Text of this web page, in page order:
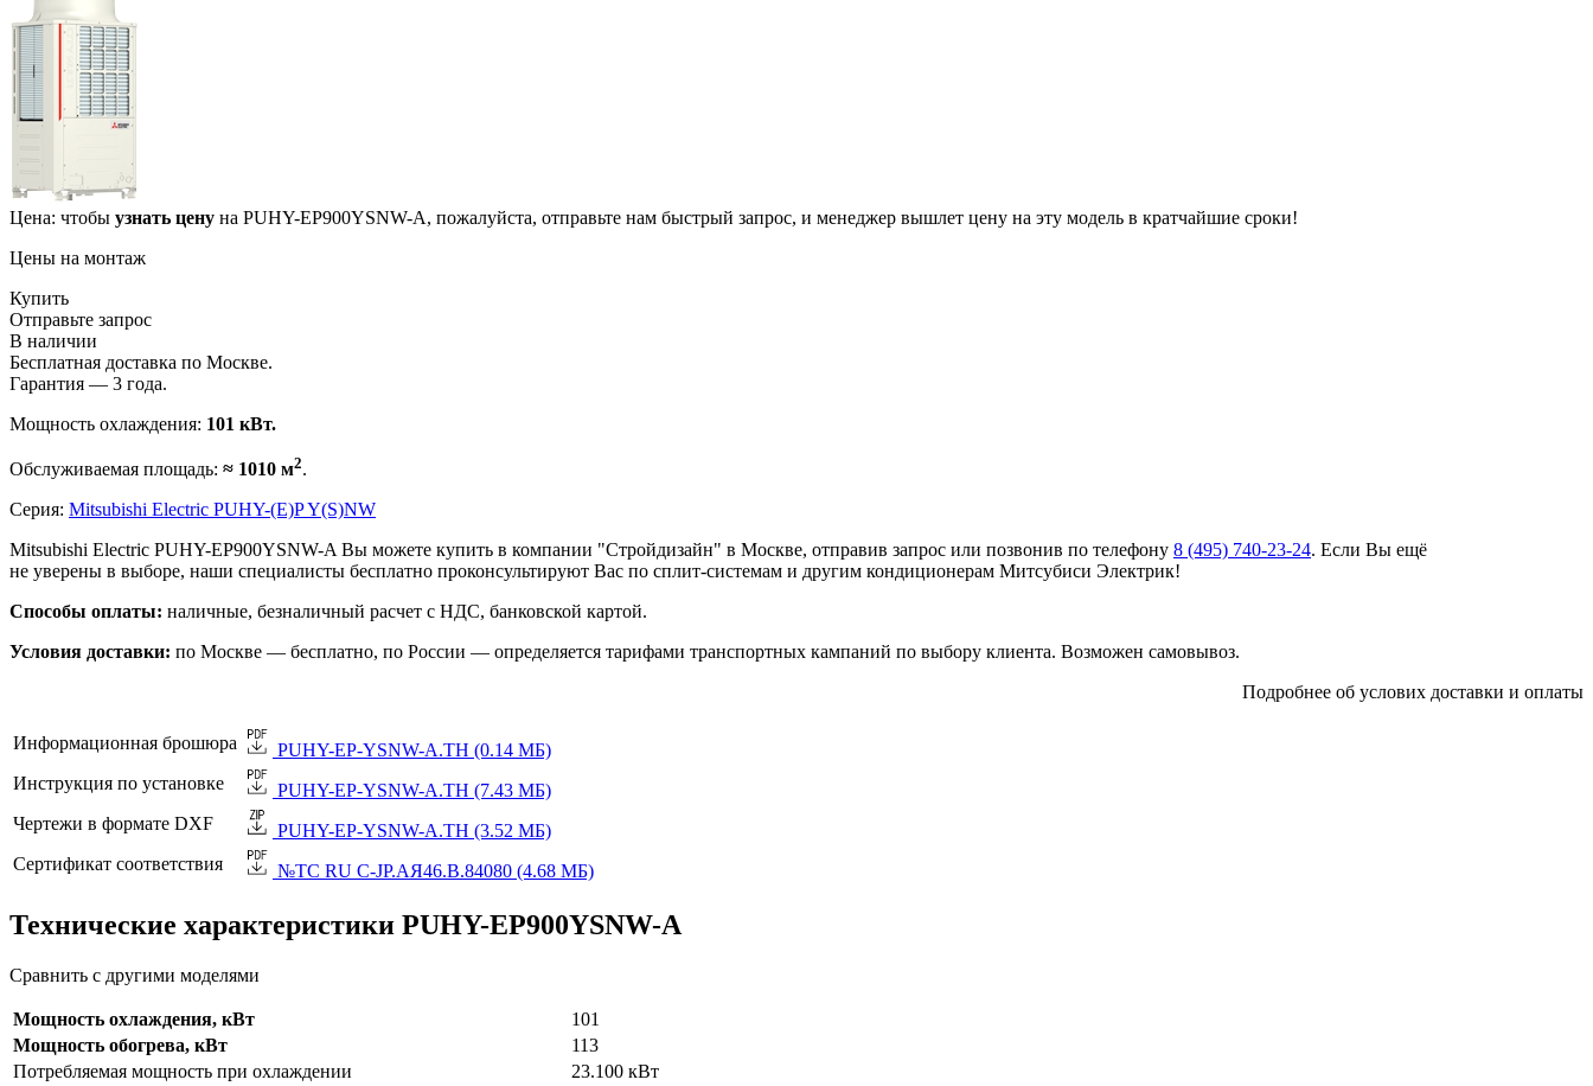
Цена: чтобы узнать цену на PUHY-EP900YSNW-A, пожалуйста, отправьте нам быстрый запрос, и менеджер вышлет цену на эту модель в кратчайшие сроки!
Цены на монтаж
Купить
Отправьте запрос
В наличии
Бесплатная доставка по Москве.
Гарантия — 3 года.
Мощность охлаждения: 101 кВт.
Обслуживаемая площадь: ≈ 1010 м2.
Серия: Mitsubishi Electric PUHY-(E)P Y(S)NW
Mitsubishi Electric PUHY-EP900YSNW-A Вы можете купить в компании "Стройдизайн" в Москве, отправив запрос или позвонив по телефону 8 (495) 740-23-24. Если Вы ещё
не уверены в выборе, наши специалисты бесплатно проконсультируют Вас по сплит-системам и другим кондиционерам Митсубиси Электрик!
Способы оплаты: наличные, безналичный расчет с НДС, банковской картой.
Условия доставки: по Москве — бесплатно, по России — определяется тарифами транспортных кампаний по выбору клиента. Возможен самовывоз.
Подробнее об услових доставки и оплаты
Информационная брошюра
PUHY-EP-YSNW-A.TH (0.14 МБ)
Инструкция по установке
PUHY-EP-YSNW-A.TH (7.43 МБ)
Чертежи в формате DXF
PUHY-EP-YSNW-A.TH (3.52 МБ)
Сертификат соответствия
№TC RU C-JP.АЯ46.B.84080 (4.68 МБ)
Технические характеристики PUHY-EP900YSNW-A
Сравнить с другими моделями
Мощность охлаждения, кВт
101
Мощность обогрева, кВт
113
Потребляемая мощность при охлаждении
23.100 кВт